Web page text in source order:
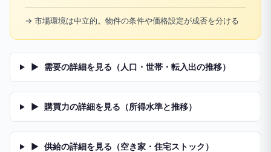
→ 市場環境は中立的。物件の条件や価格設定が成否を分ける
▶ 需要の詳細を見る（人口・世帯・転入出の推移）
▶ 購買力の詳細を見る（所得水準と推移）
▶ 供給の詳細を見る（空き家・住宅ストック）